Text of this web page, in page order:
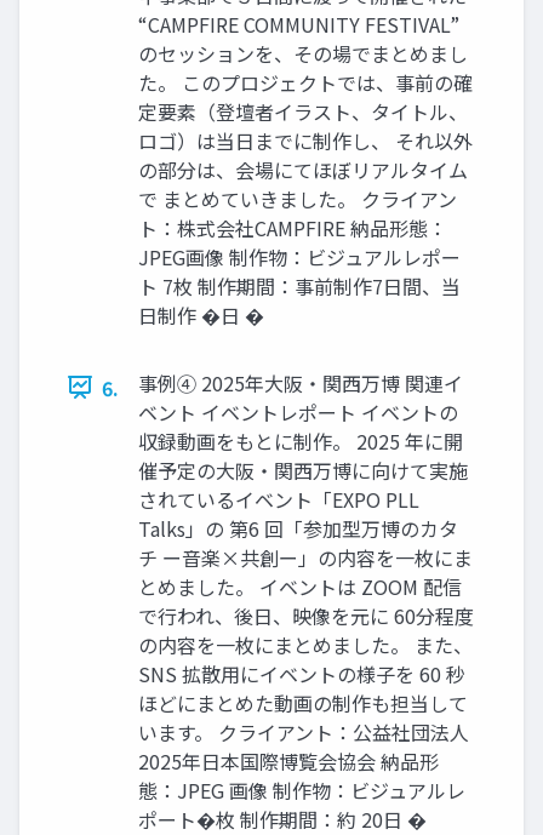
“CAMPFIRE COMMUNITY FESTIVAL”
のセッションを、その場でまとめまし
た。 このプロジェクトでは、事前の確
定要素（登壇者イラスト、タイトル、
ロゴ）は当日までに制作し、 それ以外
の部分は、会場にてほぼリアルタイム
で まとめていきました。 クライアン
ト：株式会社CAMPFIRE 納品形態：
JPEG画像 制作物：ビジュアルレポー
ト 7枚 制作期間：事前制作7日間、当
日制作 �日 �
6.
事例④ 2025年大阪・関西万博 関連イ
ベント イベントレポート イベントの
収録動画をもとに制作。 2025 年に開
催予定の大阪・関西万博に向けて実施
されているイベント「EXPO PLL
Talks」の 第6 回「参加型万博のカタ
チ ー音楽×共創ー」の内容を一枚にま
とめました。 イベントは ZOOM 配信
で行われ、後日、映像を元に 60分程度
の内容を一枚にまとめました。 また、
SNS 拡散用にイベントの様子を 60 秒
ほどにまとめた動画の制作も担当して
います。 クライアント：公益社団法人
2025年日本国際博覧会協会 納品形
態：JPEG 画像 制作物：ビジュアルレ
ポート�枚 制作期間：約 20日 �